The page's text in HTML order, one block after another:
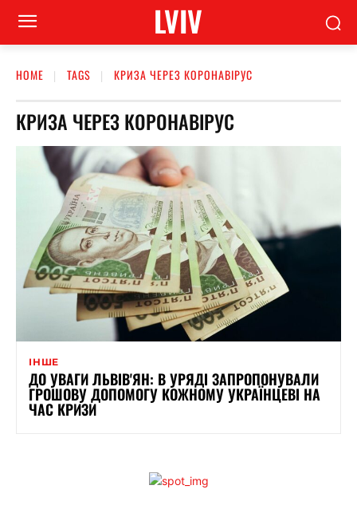
LVIV
HOME TAGS КРИЗА ЧЕРЕЗ КОРОНАВІРУС
КРИЗА ЧЕРЕЗ КОРОНАВІРУС
ІНШЕ
ДО УВАГИ ЛЬВІВ'ЯН: В УРЯДІ ЗАПРОПОНУВАЛИ
ГРОШОВУ ДОПОМОГУ КОЖНОМУ УКРАЇНЦЕВІ НА
ЧАС КРИЗИ